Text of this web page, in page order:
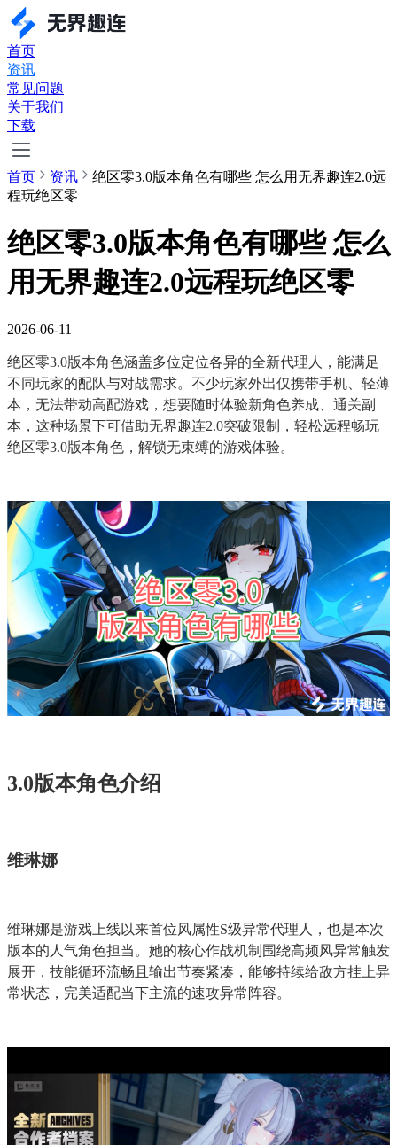
首页
资讯
常见问题
关于我们
下载
首页 资讯
绝区零3.0版本角色有哪些 怎么用无界趣连2.0远
程玩绝区零
绝区零3.0版本角色有哪些 怎么
用无界趣连2.0远程玩绝区零
2026-06-11
绝区零3.0版本角色涵盖多位定位各异的全新代理人，能满足
不同玩家的配队与对战需求。不少玩家外出仅携带手机、轻薄
本，无法带动高配游戏，想要随时体验新角色养成、通关副
本，这种场景下可借助无界趣连2.0突破限制，轻松远程畅玩
绝区零3.0版本角色，解锁无束缚的游戏体验。
3.0版本角色介绍
维琳娜
维琳娜是游戏上线以来首位风属性S级异常代理人，也是本次
版本的人气角色担当。她的核心作战机制围绕高频风异常触发
展开，技能循环流畅且输出节奏紧凑，能够持续给敌方挂上异
常状态，完美适配当下主流的速攻异常阵容。